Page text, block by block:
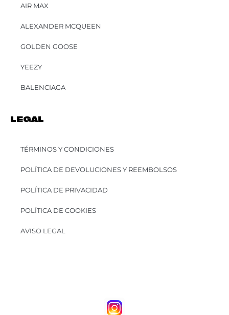
AIR MAX
ALEXANDER MCQUEEN
GOLDEN GOOSE
YEEZY
BALENCIAGA
LEGAL
TÉRMINOS Y CONDICIONES
POLÍTICA DE DEVOLUCIONES Y REEMBOLSOS
POLÍTICA DE PRIVACIDAD
POLÍTICA DE COOKIES
AVISO LEGAL